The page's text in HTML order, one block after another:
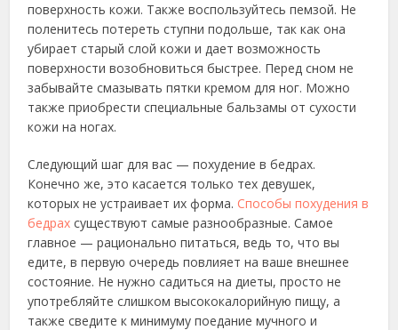
поверхность кожи. Также воспользуйтесь пемзой. Не
поленитесь потереть ступни подольше, так как она
убирает старый слой кожи и дает возможность
поверхности возобновиться быстрее. Перед сном не
забывайте смазывать пятки кремом для ног. Можно
также приобрести специальные бальзамы от сухости
кожи на ногах.
Следующий шаг для вас — похудение в бедрах.
Конечно же, это касается только тех девушек,
которых не устраивает их форма. Способы похудения в
бедрах существуют самые разнообразные. Самое
главное — рационально питаться, ведь то, что вы
едите, в первую очередь повлияет на ваше внешнее
состояние. Не нужно садиться на диеты, просто не
употребляйте слишком высококалорийную пищу, а
также сведите к минимуму поедание мучного и